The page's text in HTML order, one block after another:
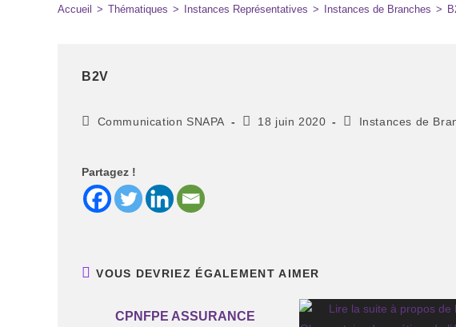
Accueil > Thématiques > Instances Représentatives > Instances de Branches >
B2V
Communication SNAPA 18 juin 2020 Instances de
Partagez !
VOUS DEVRIEZ ÉGALEMENT AIMER
CPNFPE ASSURANCE